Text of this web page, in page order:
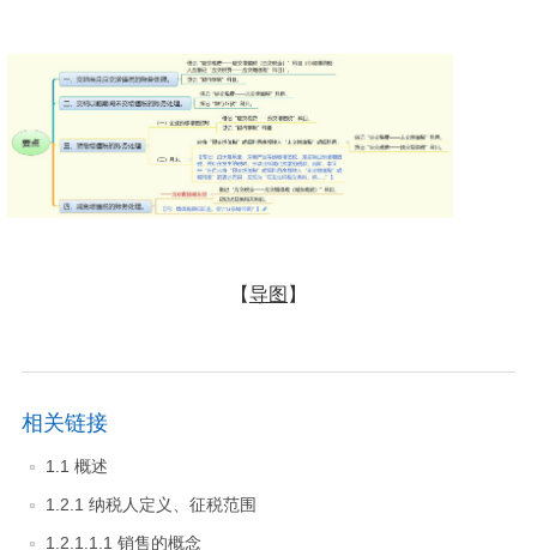
【导图 】
相关链接
1.1 概述
1.2.1 纳税人定义、征税范围
1.2.1.1.1 销售的概念